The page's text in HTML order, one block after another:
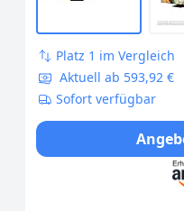
Platz 1 im Vergleich
Aktuell ab 593,92 €
Sofort verfügbar